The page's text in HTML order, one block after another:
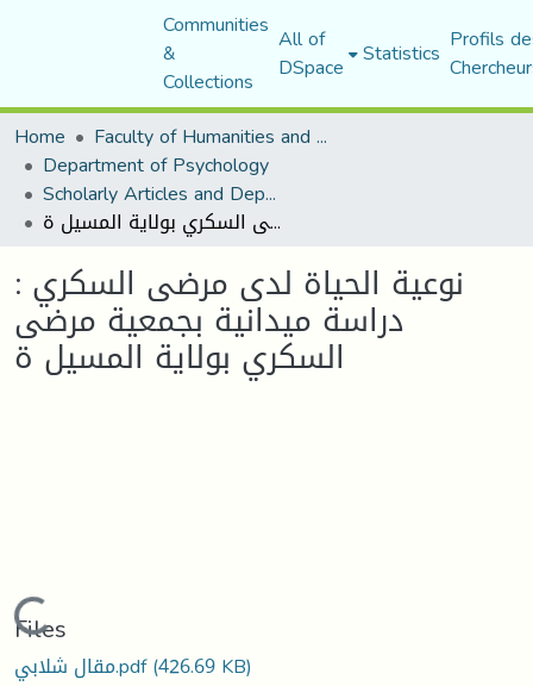
Communities
&
Collections
All of
DSpace Statistics Profils
Home
Faculty of Humanities and Social Sciences
Department of Psychology
Scholarly Articles and Department Publications
نوعية الحياة لدى مرضى السكري : دراسة ميدانية بجمعية مرضى السكري بولاية المسيل ة
نوعية الحياة لدى مرضى السكري :
دراسة ميدانية بجمعية مرضى
السكري بولاية المسيل ة
Loading...
Files
مقال شلابي.pdf(426.69 KB)